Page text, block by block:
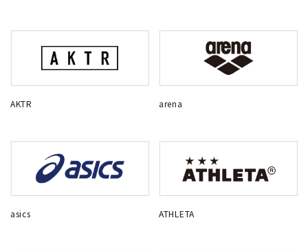
AKTR arena
asics ATHLETA